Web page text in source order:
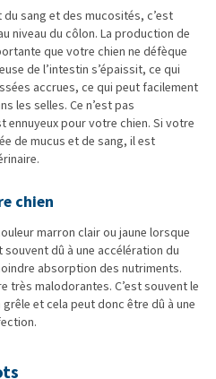
sang et des mucosités, c’est
niveau du côlon. La production de
que votre chien ne défèque
de l’intestin s’épaissit, ce qui
accrues, ce qui peut facilement
les selles. Ce n’est pas
ennuyeux pour votre chien. Si votre
de mucus et de sang, il est
chien
marron clair ou jaune lorsque
dû à une accélération du
absorption des nutriments.
très malodorantes. C’est souvent le
et cela peut donc être dû à une